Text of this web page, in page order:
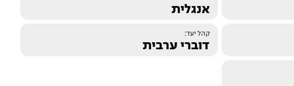
אנגלית
קהל יעד:
דוברי ערבית